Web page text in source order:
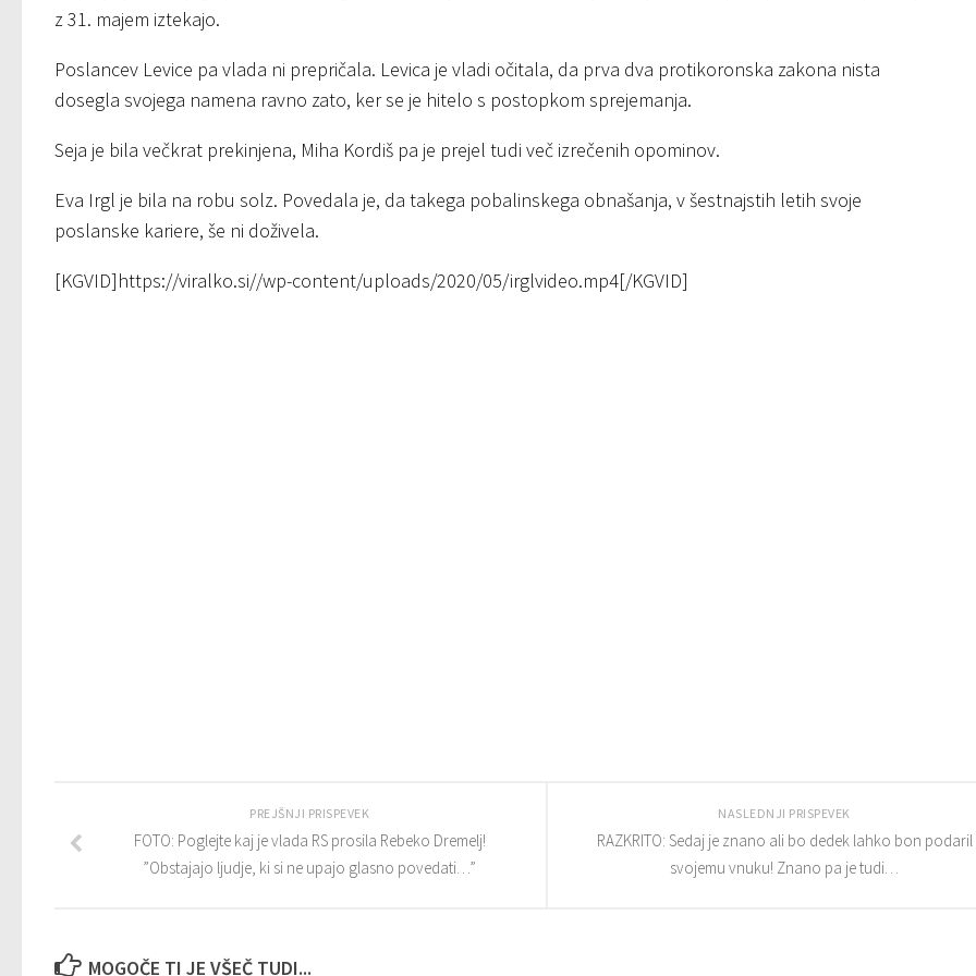
z 31. majem iztekajo.
Poslancev Levice pa vlada ni prepričala. Levica je vladi očitala, da prva dva protikoronska zakona nista
dosegla svojega namena ravno zato, ker se je hitelo s postopkom sprejemanja.
Seja je bila večkrat prekinjena, Miha Kordiš pa je prejel tudi več izrečenih opominov.
Eva Irgl je bila na robu solz. Povedala je, da takega pobalinskega obnašanja, v šestnajstih letih svoje
poslanske kariere, še ni doživela.
[KGVID]https://viralko.si//wp-content/uploads/2020/05/irglvideo.mp4[/KGVID]
NASLEDNJI PRISPEVEK
RAZKRITO: Sedaj je znano ali bo dedek lahko bon podaril
svojemu vnuku! Znano pa je tudi…
PREJŠNJI PRISPEVEK
FOTO: Poglejte kaj je vlada RS prosila Rebeko Dremelj!
”Obstajajo ljudje, ki si ne upajo glasno povedati…”
MOGOČE TI JE VŠEČ TUDI...